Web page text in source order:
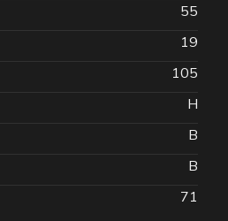
55
19
105
H
B
B
71